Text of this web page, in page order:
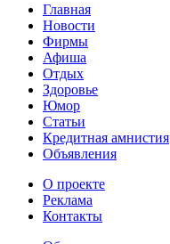
Главная
Новости
Фирмы
Афиша
Отдых
Здоровье
Юмор
Статьи
Кредитная амнистия
Объявления
О проекте
Реклама
Контакты